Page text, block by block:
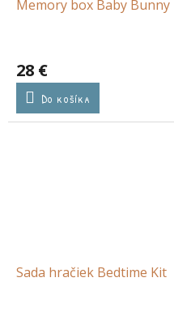
Memory box Baby Bunny
28 €
Do košíka
Sada hračiek Bedtime Kit